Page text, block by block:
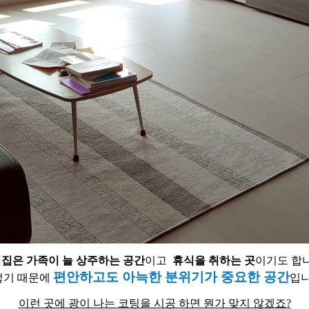
은 가족이 늘 상주하는 공간이고 휴식을 취하는 곳이기도 합
때문에 편안하고도 아늑한 분위기가 중요한 공간입
이런 곳에 광이 나는 코팅을 시공 하면 뭔가 맞지 않겠죠?